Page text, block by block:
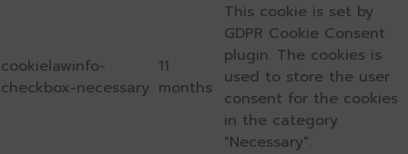
cookielawinfo-
checkbox-necessary
11
months
This cookie is set by
GDPR Cookie Consent
plugin. The cookies is
used to store the user
consent for the cookies
in the category
"Necessary".